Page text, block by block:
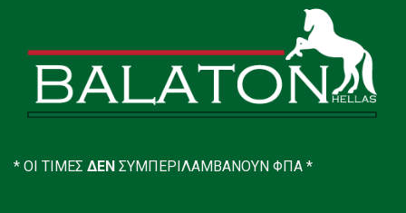
* ΟΙ ΤΙΜΕΣ ΔΕΝ ΣΥΜΠΕΡΙΛΑΜΒΑΝΟΥΝ ΦΠΑ *